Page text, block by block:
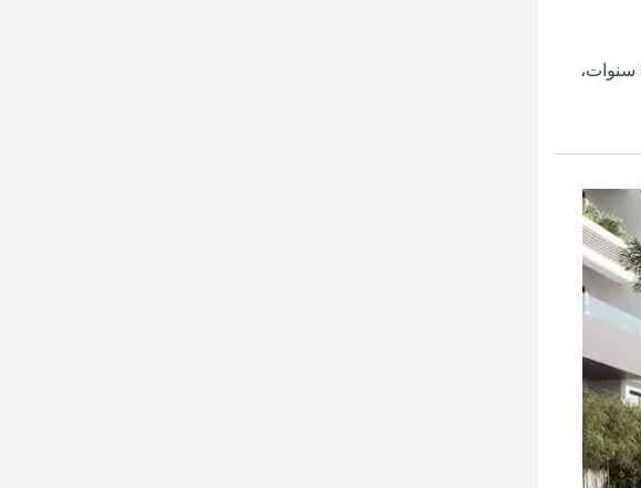
كمبوند بورد ووك هو فرصتك الذهبية للاستثمار أو السكن، بمقدم يبدأ من 10% فقط وتقسيط مريح حتى 6 سنوات،